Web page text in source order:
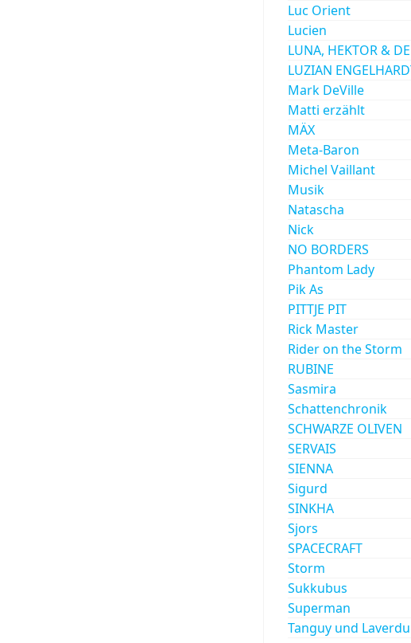
Luc Orient
Lucien
LUNA, HEKTOR &
LUZIAN
Mark DeVille
Matti erzählt
MÄX
Meta-Baron
Michel Vaillant
Musik
Natascha
Nick
NO BORDERS
Phantom Lady
Pik As
PITTJE PIT
Rick Master
Rider on the Storm
RUBINE
Sasmira
Schattenchronik
SCHWARZE OLIVEN
SERVAIS
SIENNA
Sigurd
SINKHA
Sjors
SPACECRAFT
Storm
Sukkubus
Superman
Tanguy und